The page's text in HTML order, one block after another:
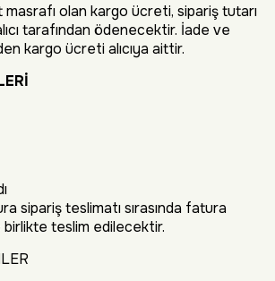
olan kargo ücreti, sipariş tutarı
tarafından ödenecektir. İade ve
kargo ücreti alıcıya aittir.
sipariş teslimatı sırasında fatura
teslim edilecektir.